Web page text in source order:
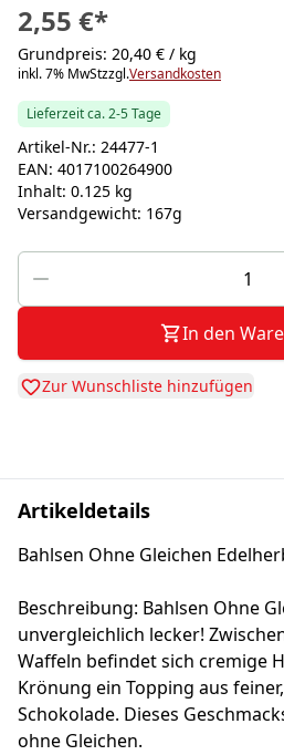
2,55 €*
Grundpreis: 20,40 € / kg
inkl. 7% MwStzzgl.Versandkosten
Lieferzeit ca. 2-5 Tage
Artikel-Nr.: 24477-1
EAN: 4017100264900
Inhalt: 0.125 kg
Versandgewicht: 167g
In den
Zur Wunschliste hinzufügen
Artikeldetails
Bahlsen Ohne Gleichen
Beschreibung: Bahlsen Ohne
unvergleichlich lecker!
Waffeln befindet sich cremige
Krönung ein Topping aus
Schokolade. Dieses
ohne Gleichen.